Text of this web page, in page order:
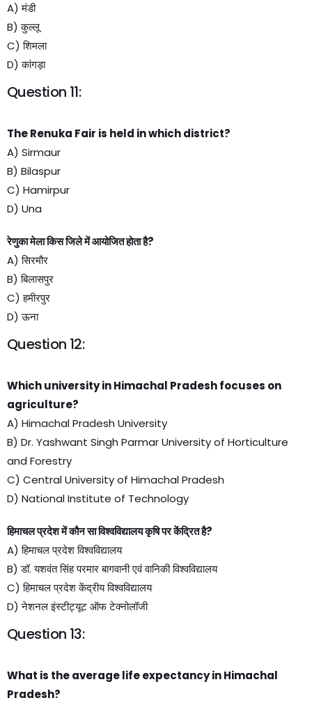
A) मंडी
B) कुल्लू
C) शिमला
D) कांगड़ा
Question 11:
The Renuka Fair is held in which district?
A) Sirmaur
B) Bilaspur
C) Hamirpur
D) Una
रेणुका मेला किस जिले में आयोजित होता है?
A) सिरमौर
B) बिलासपुर
C) हमीरपुर
D) ऊना
Question 12:
Which university in Himachal Pradesh focuses on
agriculture?
A) Himachal Pradesh University
B) Dr. Yashwant Singh Parmar University of Horticulture
and Forestry
C) Central University of Himachal Pradesh
D) National Institute of Technology
हिमाचल प्रदेश में कौन सा विश्वविद्यालय कृषि पर केंद्रित है?
A) हिमाचल प्रदेश विश्वविद्यालय
B) डॉ. यशवंत सिंह परमार बागवानी एवं वानिकी विश्वविद्यालय
C) हिमाचल प्रदेश केंद्रीय विश्वविद्यालय
D) नेशनल इंस्टीट्यूट ऑफ टेक्नोलॉजी
Question 13:
What is the average life expectancy in Himachal
Pradesh?